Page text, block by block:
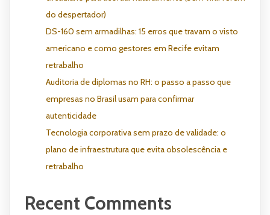
do despertador)
DS-160 sem armadilhas: 15 erros que travam o visto
americano e como gestores em Recife evitam
retrabalho
Auditoria de diplomas no RH: o passo a passo que
empresas no Brasil usam para confirmar
autenticidade
Tecnologia corporativa sem prazo de validade: o
plano de infraestrutura que evita obsolescência e
retrabalho
Recent Comments